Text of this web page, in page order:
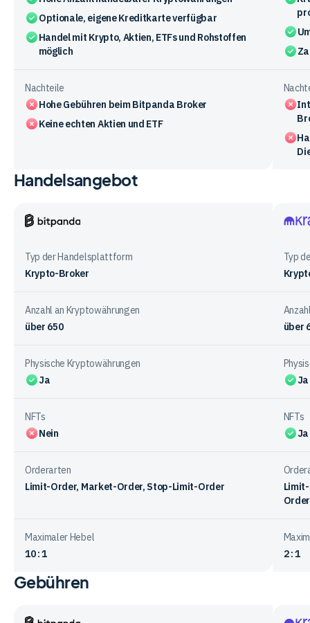
Optionale, eigene Kreditkarte verfügbar
Handel mit Krypto, Aktien, ETFs und Rohstoffen
möglich
Nachteile
Hohe Gebühren beim Bitpanda Broker
Keine echten Aktien und ETF
Vergleichstabelle
den
Vorteile
Nachteile
der
Handelsangebot
Typ der Handelsplattform
Krypto-Broker
Typ
Anzahl an Kryptowährungen
über 650
über
Physische Kryptowährungen
Ja
Ja
NFTs
Nein
NFTs
Ja
Orderarten
Limit-Order, Market-Order, Stop-Limit-Order
Maximaler Hebel
10 : 1
2 : 1
Vergleichstabelle
Handelsangebot
Gebühren